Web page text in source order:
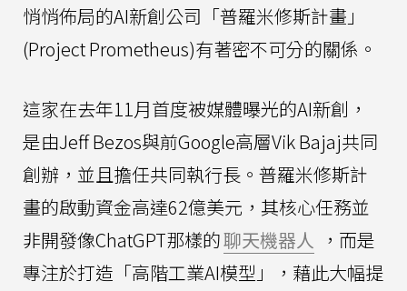
悄悄佈局的AI新創公司「普羅米修斯計畫」
(Project Prometheus)有著密不可分的關係。
這家在去年11月首度被媒體曝光的AI新創，
是由Jeff Bezos與前Google高層Vik Bajaj共同
創辦，並且擔任共同執行長。普羅米修斯計
畫的啟動資金高達62億美元，其核心任務並
非開發像ChatGPT那樣的聊天機器人 ，而是
專注於打造「高階工業AI模型」，藉此大幅提